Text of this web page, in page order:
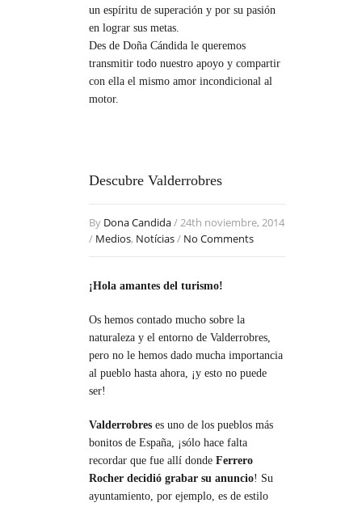
un espíritu de superación y por su pasión
en lograr sus metas.
Des de Doña Cándida le queremos
transmitir todo nuestro apoyo y compartir
con ella el mismo amor incondicional al
motor.
Descubre Valderrobres
By Dona Candida/ 24th noviembre, 2014
/ Medios, Notícias/ No Comments
¡Hola amantes del turismo!
Os hemos contado mucho sobre la
naturaleza y el entorno de Valderrobres,
pero no le hemos dado mucha importancia
al pueblo hasta ahora, ¡y esto no puede
ser!
Valderrobres es uno de los pueblos más
bonitos de España, ¡sólo hace falta
recordar que fue allí donde Ferrero
Rocher decidió grabar su anuncio! Su
ayuntamiento, por ejemplo, es de estilo